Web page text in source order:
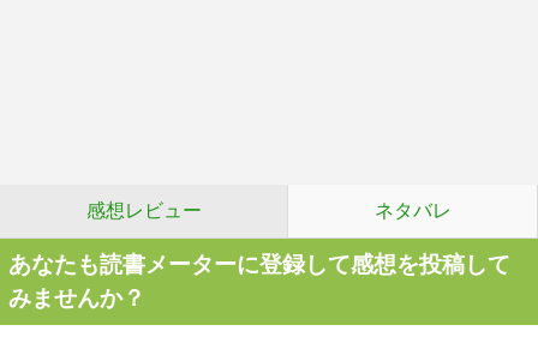
感想レビュー ネタバレ
あなたも読書メーターに登録して感想を投稿して
みませんか？